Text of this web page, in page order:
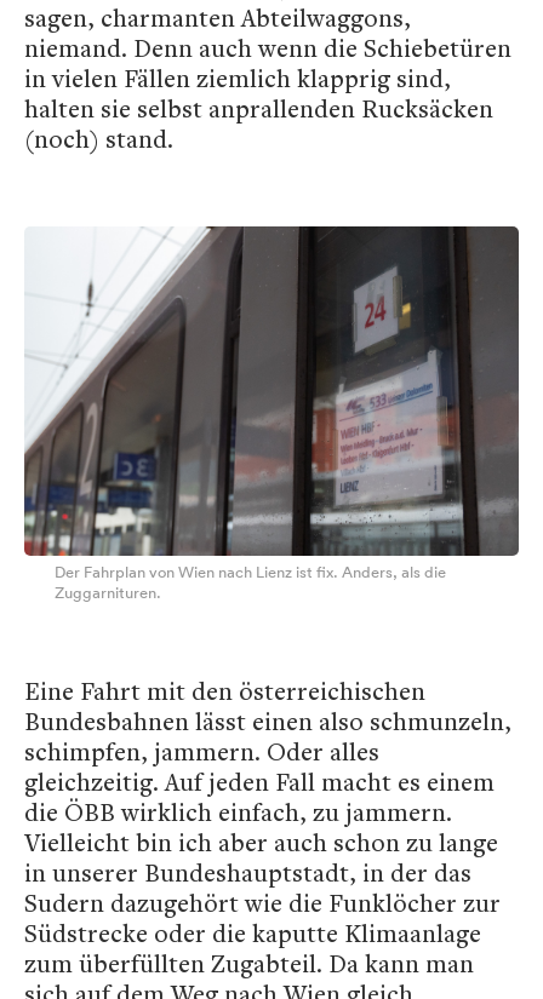
sagen, charmanten Abteilwaggons,
niemand. Denn auch wenn die Schiebetüren
in vielen Fällen ziemlich klapprig sind,
halten sie selbst anprallenden Rucksäcken
(noch) stand.
Der Fahrplan von Wien nach Lienz ist fix. Anders, als die
Zuggarnituren.
Eine Fahrt mit den österreichischen
Bundesbahnen lässt einen also schmunzeln,
schimpfen, jammern. Oder alles
gleichzeitig. Auf jeden Fall macht es einem
die ÖBB wirklich einfach, zu jammern.
Vielleicht bin ich aber auch schon zu lange
in unserer Bundeshauptstadt, in der das
Sudern dazugehört wie die Funklöcher zur
Südstrecke oder die kaputte Klimaanlage
zum überfüllten Zugabteil. Da kann man